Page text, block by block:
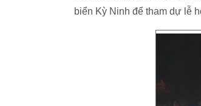
biển Kỳ Ninh để tham dự lễ